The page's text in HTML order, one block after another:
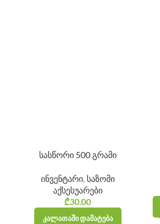
სასწორი 500 გრამი
ინვენტარი, საზომი
აქსესუარები
₾30.00
ᲙᲐᲚᲐᲗᲐᲨᲘ ᲓᲐᲛᲐᲢᲔᲑᲐ